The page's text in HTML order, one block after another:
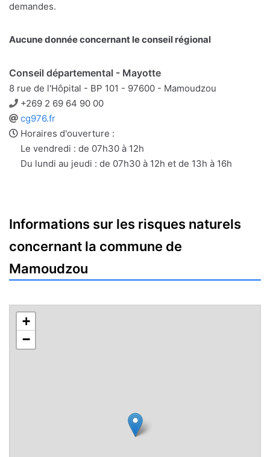
demandes.
Aucune donnée concernant le conseil régional
Conseil départemental - Mayotte
8 rue de l'Hôpital - BP 101 - 97600 - Mamoudzou
Téléphone
+269 2 69 64 90 00
Site
web
cg976.fr
Horaires d'ouverture :
Le vendredi : de 07h30 à 12h
Du lundi au jeudi : de 07h30 à 12h et de 13h à 16h
Informations sur les risques naturels
concernant la commune de
Mamoudzou
+
−